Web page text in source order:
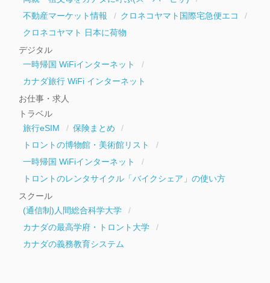
不動産マーケット情報
クロネコヤマト国際宅急便エコ
クロネコヤマト 日本に荷物
デジタル
一時帰国 WiFiインターネット
カナダ旅行 WiFi インターネット
お仕事・求人
トラベル
旅行eSIM
保険まとめ
トロントの博物館・美術館リスト
一時帰国 WiFiインターネット
トロントのレンタサイクル「バイクシェア」の使い方
スクール
(通信制)人間総合科学大学
カナダの最高学府・トロント大学
カナダの義務教育システム